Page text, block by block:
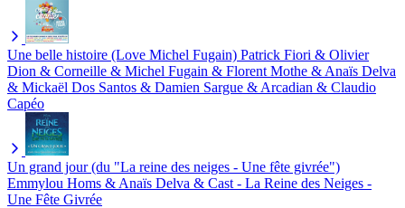
Une belle histoire (Love Michel Fugain) Patrick Fiori & Olivier
Dion & Corneille & Michel Fugain & Florent Mothe & Anaïs Delva
& Mickaël Dos Santos & Damien Sargue & Arcadian & Claudio
Capéo
Un grand jour (du "La reine des neiges - Une fête givrée")
Emmylou Homs & Anaïs Delva & Cast - La Reine des Neiges -
Une Fête Givrée